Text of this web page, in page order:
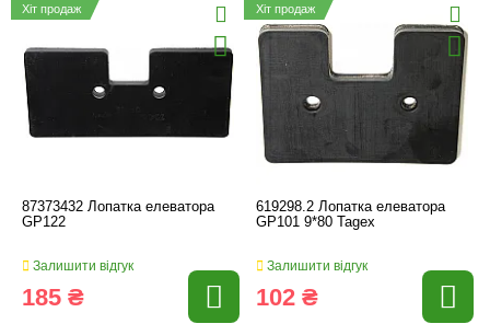
Хіт продаж
87373432 Лопатка елеватора
GP122
Залишити відгук
185 ₴
Хіт продаж
619298.2 Лопатка елеватора
GP101 9*80 Tagex
Залишити відгук
102 ₴